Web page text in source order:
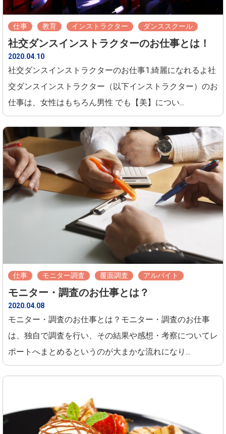
仕事 教育 インストラクター ダンススクール
社交ダンスインストラクターのお仕事とは！
2020.04.10
社交ダンスインストラクターのお仕事1.綺麗になれるよ社
交ダンスインストラクター（以下インストラクター）のお
仕事は、女性はもちろん男性 でも【美】につい...
仕事 モニター調査 覆面調査 アルバイト
モニター・調査のお仕事とは？
2020.04.08
モニター・調査のお仕事とは？モニター・調査のお仕事
は、独自で調査を行い、その結果や感想・考察についてレ
ポートへまとめるというのが大まかな流れになり...